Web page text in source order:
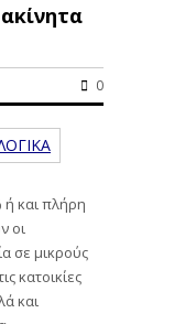
0
ή και πλήρη
οι
σε μικρούς
κατοικίες
και